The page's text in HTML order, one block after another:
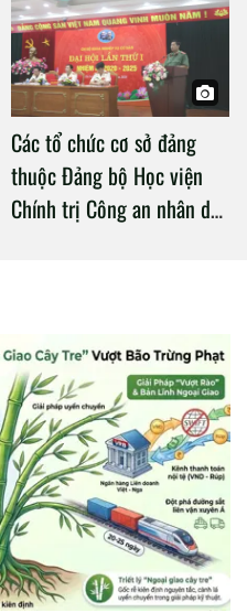
Các tổ chức cơ sở đảng
thuộc Đảng bộ Học viện
Chính trị Công an nhân dân